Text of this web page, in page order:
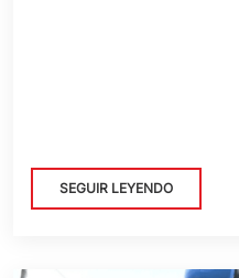
SEGUIR LEYENDO